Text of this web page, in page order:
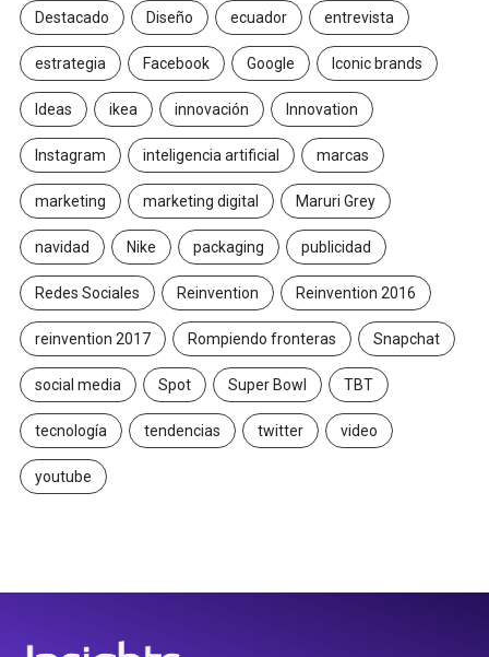
Destacado Diseño ecuador entrevista
estrategia Facebook Google Iconic brands
Ideas ikea innovación Innovation
Instagram inteligencia artificial marcas
marketing marketing digital Maruri Grey
navidad Nike packaging publicidad
Redes Sociales Reinvention Reinvention 2016
reinvention 2017 Rompiendo fronteras Snapchat
social media Spot Super Bowl TBT
tecnología tendencias twitter video
youtube